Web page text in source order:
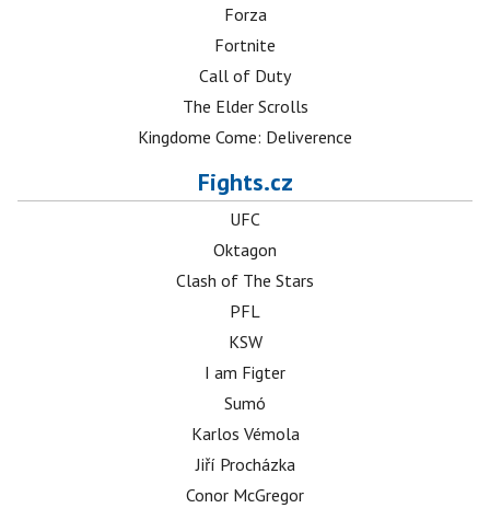
Forza
Fortnite
Call of Duty
The Elder Scrolls
Kingdome Come: Deliverence
Fights.cz
UFC
Oktagon
Clash of The Stars
PFL
KSW
I am Figter
Sumó
Karlos Vémola
Jiří Procházka
Conor McGregor